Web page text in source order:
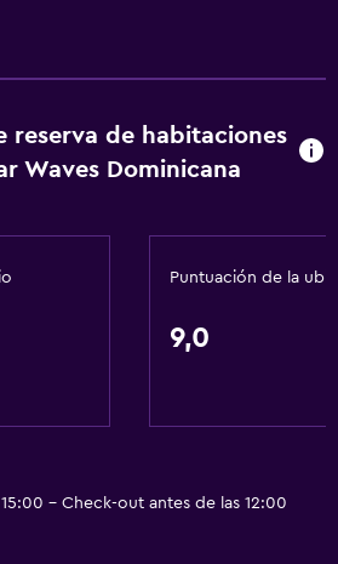
en el alojamiento
reserva de habitaciones
Waves Dominicana
Puntuación de la
9,0
- Check-out antes de las 12:00